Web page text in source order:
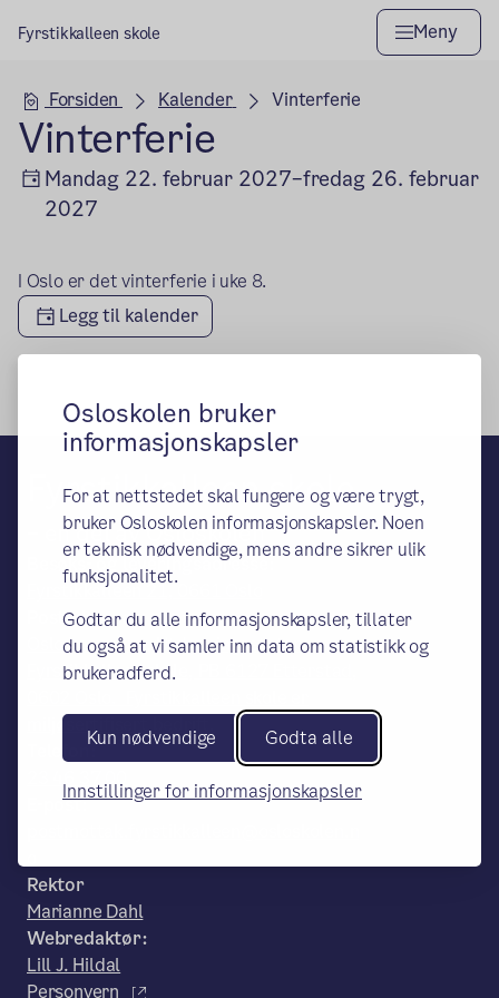
Osloskolen bruker
informasjonskapsler
For at nettstedet skal fungere og være trygt,
bruker Osloskolen informasjonskapsler. Noen
er teknisk nødvendige, mens andre sikrer ulik
funksjonalitet.
Godtar du alle informasjonskapsler, tillater
du også at vi samler inn data om statistikk og
brukeradferd.
Kun nødvendige Godta alle
Innstillinger for informasjonskapsler
Fyrstikkalleen skole Meny
Hovedseksjon
Forsiden Kalender Vinterferie
Vinterferie
Mandag 22. februar 2027–fredag 26. februar
2027
I Oslo er det vinterferie i uke 8.
Legg til kalender
Fyrstikkalleen skole
– en del av Osloskolen
Besøks- og leveringsadresse:
Fyrstikkalleen 21, 0661 Oslo
Postadresse:
Oslo kommune, Utdanningsetaten,
Fyrstikkalleen skole, PB 6127 Etterstad,
miljøsertifisert bedrift.
Telefon:
23 46 37 00
E-post:
Rektor
Marianne Dahl
Webredaktør:
Lill J. Hildal
Personvern